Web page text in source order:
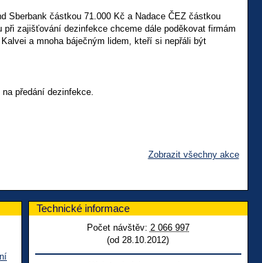
Sberbank částkou 71.000 Kč a Nadace ČEZ částkou
zajišťování dezinfekce chceme dále poděkovat firmám
a mnoha báječným lidem, kteří si nepřáli být
předání dezinfekce.
Zobrazit všechny akce
Technické informace
Počet návštěv: 2 066 997
(od 28.10.2012)